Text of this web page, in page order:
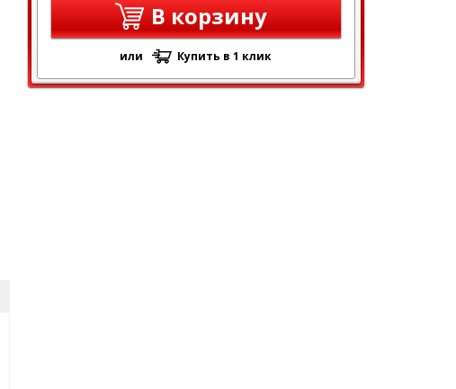
В корзину
или Купить в 1 клик